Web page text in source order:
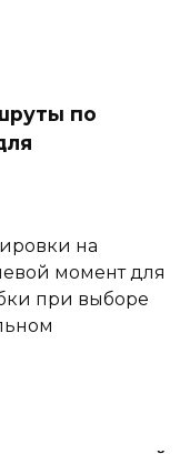
по
на
момент для
при выборе